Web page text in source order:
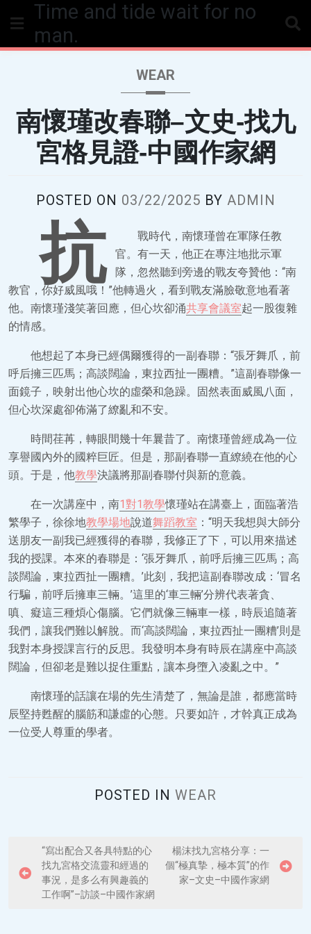
Time and tide wait for no
man.
WEAR
南懷瑾改春聯–文史-找九
宮格見證-中國作家網
POSTED ON 03/22/2025 BY ADMIN
抗
戰時代，南懷瑾曾在軍隊任教
官。有一天，他正在專注地批示軍
隊，忽然聽到旁邊的戰友夸贊他：“南
教官，你好威風哦！”他轉過火，看到戰友滿臉敬意地看著
他。南懷瑾淺笑著回應，但心坎卻涌共享會議室起一股復雜
的情感。
他想起了本身已經偶爾獲得的一副春聯：“張牙舞爪，前
呼后擁三匹馬；高談闊論，東拉西扯一團糟。”這副春聯像一
面鏡子，映射出他心坎的虛榮和急躁。固然表面威風八面，
但心坎深處卻佈滿了繚亂和不安。
時間荏苒，轉眼間幾十年曩昔了。南懷瑾曾經成為一位
享譽國內外的國粹巨匠。但是，那副春聯一直繚繞在他的心
頭。于是，他教學決議將那副春聯付與新的意義。
在一次講座中，南1對1教學懷瑾站在講臺上，面臨著浩
繁學子，徐徐地教學場地說道舞蹈教室 ：“明天我想與大師分
送朋友一副我已經獲得的春聯，我修正了下，可以用來描述
我的授課。本來的春聯是：‘張牙舞爪，前呼后擁三匹馬；高
談闊論，東拉西扯一團糟。’此刻，我把這副春聯改成：‘冒名
行騙，前呼后擁車三輛。’這里的‘車三輛’分辨代表著貪、
嗔、癡這三種煩心傷腦。它們就像三輛車一樣，時辰追隨著
我們，讓我們難以解脫。而‘高談闊論，東拉西扯一團糟’則是
我對本身授課言行的反思。我發明本身有時辰在講座中高談
闊論，但卻老是難以捉住重點，讓本身墮入凌亂之中。”
南懷瑾的話讓在場的先生清楚了，無論是誰，都應當時
辰堅持甦醒的腦筋和謙虛的心態。只要如許，才幹真正成為
一位受人尊重的學者。
POSTED IN WEAR
o
“寫出配合又各具特點的心
找九宮格交流靈和經過的
事況，是多么有興趣義的
工作啊”–訪談–中國作家網
楊沫找九宮格分享：一
個“極真摯，極本質”的作
家–文史–中國作家網